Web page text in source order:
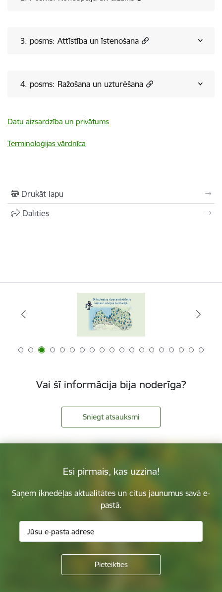
3. posms: Attīstība un īstenošana
4. posms: Ražošana un uzturēšana
Datu aizsardzība un privātums
Terminoloģijas vārdnīca
Drukāt lapu
Dalīties
Vai šī informācija bija noderīga?
Sniegt atsauksmi
Esi pirmais, kas uzzina!
Saņem iknedēļas aktualitātes un citus jaunumus savā e-
pastā.